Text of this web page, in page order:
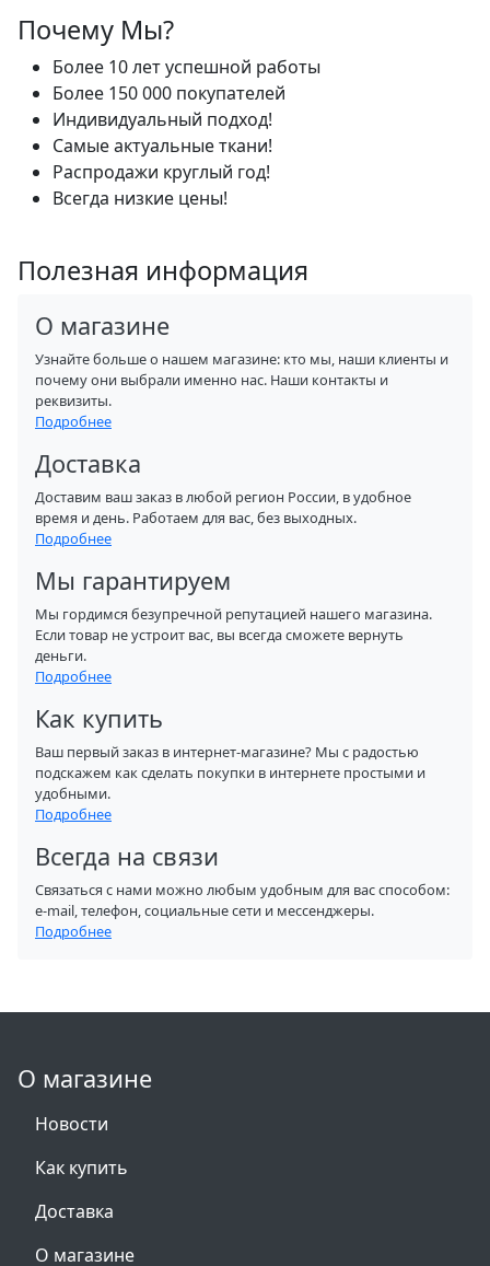
Почему Мы?
Более 10 лет успешной работы
Более 150 000 покупателей
Индивидуальный подход!
Самые актуальные ткани!
Распродажи круглый год!
Всегда низкие цены!
Полезная информация
О магазине
Узнайте больше о нашем магазине: кто мы, наши клиенты и
почему они выбрали именно нас. Наши контакты и
реквизиты.
Подробнее
Доставка
Доставим ваш заказ в любой регион России, в удобное
время и день. Работаем для вас, без выходных.
Подробнее
Мы гарантируем
Мы гордимся безупречной репутацией нашего магазина.
Если товар не устроит вас, вы всегда сможете вернуть
деньги.
Подробнее
Как купить
Ваш первый заказ в интернет-магазине? Мы с радостью
подскажем как сделать покупки в интернете простыми и
удобными.
Подробнее
Всегда на связи
Связаться с нами можно любым удобным для вас способом:
e-mail, телефон, социальные сети и мессенджеры.
Подробнее
О магазине
Новости
Как купить
Доставка
О магазине